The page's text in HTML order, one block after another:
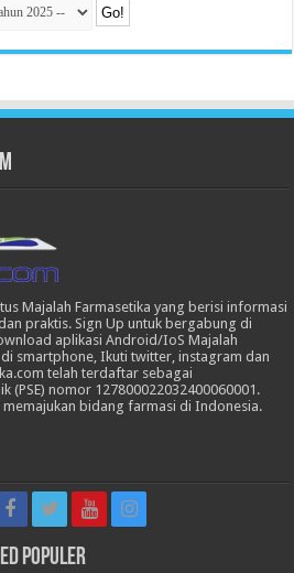
Majalah Farmasetika yang berisi informasi
praktis. Sign Up untuk bergabung di
aplikasi Android/IoS Majalah
smartphone, Ikuti twitter, instagram dan
telah terdaftar sebagai
(PSE) nomor 127800022032400060001.
memajukan bidang farmasi di Indonesia.
Populer